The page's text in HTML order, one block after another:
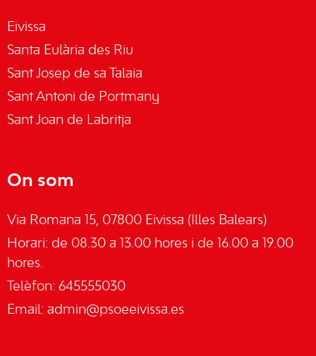
Eivissa
Santa Eulària des Riu
Sant Josep de sa Talaia
Sant Antoni de Portmany
Sant Joan de Labritja
On som
Via Romana 15, 07800 Eivissa (Illes Balears)
Horari: de 08.30 a 13.00 hores i de 16.00 a 19.00
hores.
Telèfon: 645555030
Email: admin@psoeeivissa.es